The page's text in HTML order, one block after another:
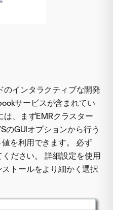
のインタラクティブな開発
サービスが含まれてい
は、まずEMRクラスター
のGUIオプションから行う
を利用できます。 必ず
ださい。 詳細設定を使用
トールをより細かく選択